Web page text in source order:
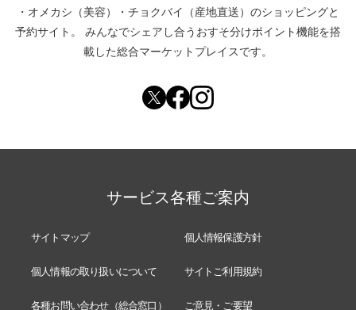
・ オメカシ（美容） ・ チョクバイ（産地直送） のショッピングと
予約サイト。
みんなでシェアし合う おすそ分けポイント機能を搭
載した総合マーケットプレイスです。
サービス各種ご案内
サイトマップ 個人情報保護方針
個人情報の取り扱いについて サイトご利用規約
各種お問い合わせ（総合窓口） ご意見・ご要望